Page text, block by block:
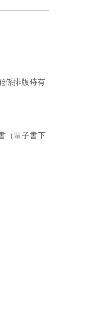
係排版時有
（電子書下